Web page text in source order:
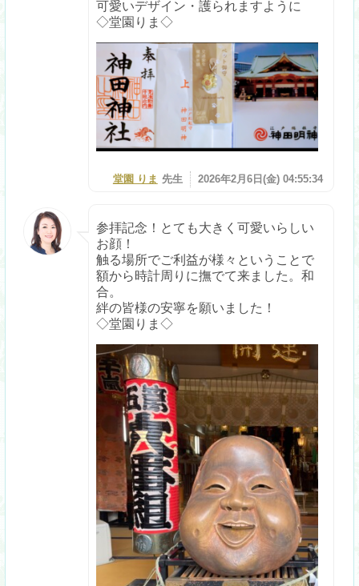
可愛いデザイン・護られますように
◇堂園りま◇
堂園 りま 先生 2026年2月6日(金) 04:55:34
参拝記念！とても大きく可愛いらしい
お顔！
触る場所でご利益が様々ということで
額から時計周りに撫でて来ました。和
合。
絆の皆様の安寧を願いました！
◇堂園りま◇